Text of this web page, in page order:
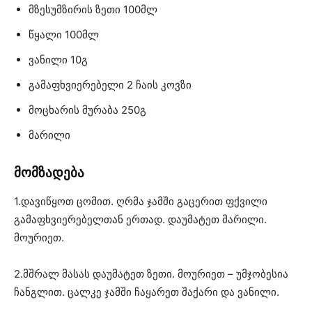
მზესუმზირის ზეთი 100მლ
წყალი 100მლ
ვანილი 10გ
გამაფხვიერებელი 2 ჩაის კოვზი
მოცხარის მურაბა 250გ
მარილი
მომზადება
1.დავიწყოთ ცომით. ღრმა ჯამში გაცერით ფქვილი
გამაფხვიერებელთან ერთად. დაუმატეთ მარილი.
მოურიეთ.
2.მშრალ მასას დაუმატეთ ზეთი. მოურიეთ – უმჯობესია
ჩანგლით. ცალკე ჯამში ჩაყარეთ შაქარი და ვანილი.